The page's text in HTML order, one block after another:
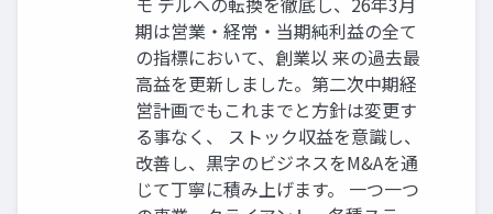
期は営業・経常・当期純利益の全て
の指標において、創業以 来の過去最
高益を更新しました。第二次中期経
営計画でもこれまでと方針は変更す
る事なく、 ストック収益を意識し、
改善し、黒字のビジネスをM&Aを通
じて丁寧に積み上げます。 一つ一つ